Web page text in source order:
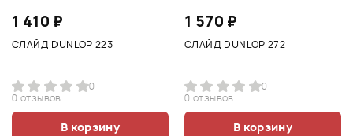
1 410 ₽
СЛАЙД DUNLOP 223
0
0 отзывов
В корзину
1 570 ₽
СЛАЙД DUNLOP 272
0
0 отзывов
В корзину